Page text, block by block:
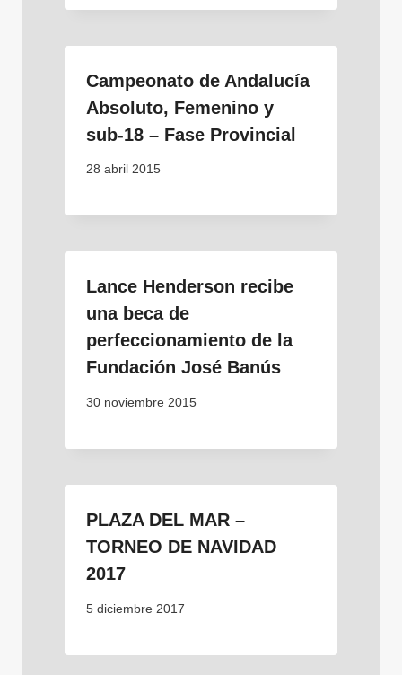
Campeonato de Andalucía
Absoluto, Femenino y
sub-18 – Fase Provincial
28 abril 2015
Lance Henderson recibe
una beca de
perfeccionamiento de la
Fundación José Banús
30 noviembre 2015
PLAZA DEL MAR –
TORNEO DE NAVIDAD
2017
5 diciembre 2017